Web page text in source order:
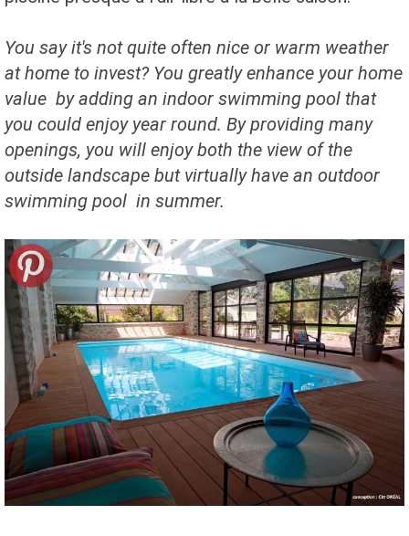
You say it's not quite often nice or warm weather
at home to invest? You greatly enhance your home
value by adding an indoor swimming pool that
you could enjoy year round. By providing many
openings, you will enjoyboth the view of the
outside landscape but virtuallyhave an outdoor
swimming pool in summer.